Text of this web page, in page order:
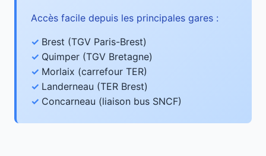
Accès facile depuis les principales gares :
Brest (TGV Paris-Brest)
Quimper (TGV Bretagne)
Morlaix (carrefour TER)
Landerneau (TER Brest)
Concarneau (liaison bus SNCF)